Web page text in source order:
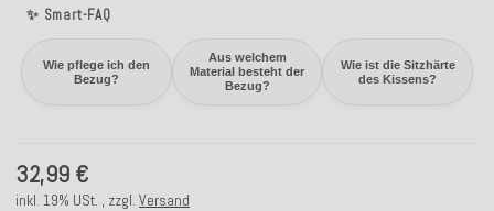
✨ Smart-FAQ
Wie pflege ich den
Bezug?
Aus welchem
Material besteht der
Bezug?
Wie ist die Sitzhärte
des Kissens?
32,99 €
inkl. 19% USt. , zzgl. Versand